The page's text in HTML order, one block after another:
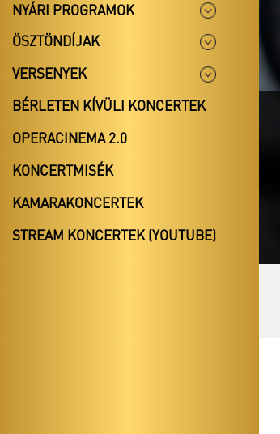
NYÁRI PROGRAMOK
ÖSZTÖNDÍJAK
VERSENYEK
BÉRLETEN KÍVÜLI KONCERTEK
OPERACINEMA 2.0
KONCERTMISÉK
KAMARAKONCERTEK
STREAM KONCERTEK (YOUTUBE)